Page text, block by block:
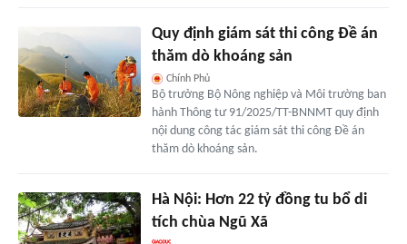
Quy định giám sát thi công Đề án
thăm dò khoáng sản
Chính Phủ
Bộ trưởng Bộ Nông nghiệp và Môi trường ban
hành Thông tư 91/2025/TT-BNNMT quy định
nội dung công tác giám sát thi công Đề án
thăm dò khoáng sản.
Hà Nội: Hơn 22 tỷ đồng tu bổ di
tích chùa Ngũ Xã